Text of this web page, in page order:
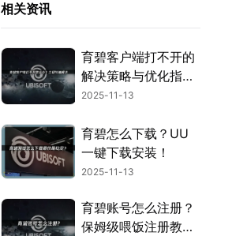
相关资讯
育碧客户端打不开的
解决策略与优化指
南！
2025-11-13
育碧怎么下载？UU
一键下载安装！
2025-11-13
育碧账号怎么注册？
保姆级喂饭注册教